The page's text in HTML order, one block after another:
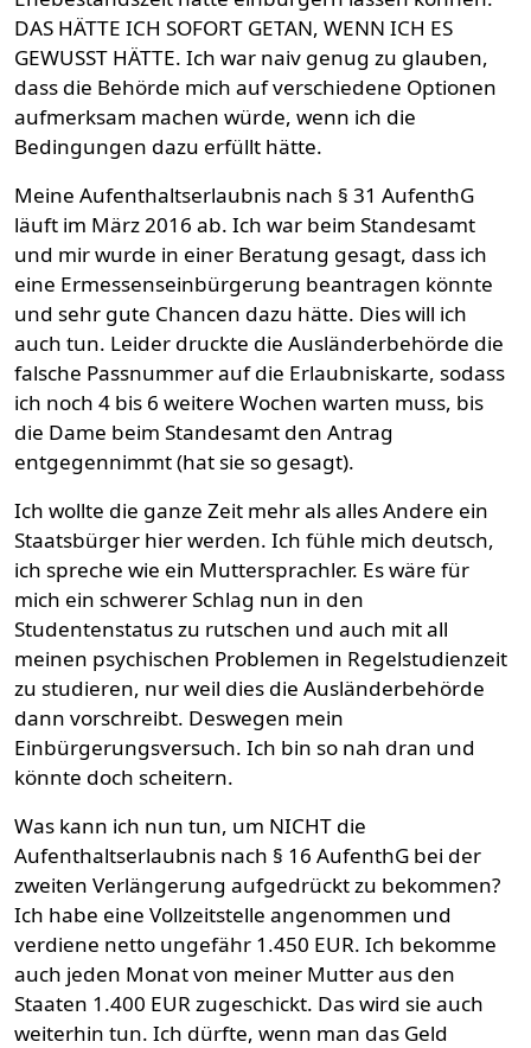
DAS HÄTTE ICH SOFORT GETAN, WENN ICH ES
GEWUSST HÄTTE. Ich war naiv genug zu glauben,
dass die Behörde mich auf verschiedene Optionen
aufmerksam machen würde, wenn ich die
Bedingungen dazu erfüllt hätte.
Meine Aufenthaltserlaubnis nach § 31 AufenthG
läuft im März 2016 ab. Ich war beim Standesamt
und mir wurde in einer Beratung gesagt, dass ich
eine Ermessenseinbürgerung beantragen könnte
und sehr gute Chancen dazu hätte. Dies will ich
auch tun. Leider druckte die Ausländerbehörde die
falsche Passnummer auf die Erlaubniskarte, sodass
ich noch 4 bis 6 weitere Wochen warten muss, bis
die Dame beim Standesamt den Antrag
entgegennimmt (hat sie so gesagt).
Ich wollte die ganze Zeit mehr als alles Andere ein
Staatsbürger hier werden. Ich fühle mich deutsch,
ich spreche wie ein Muttersprachler. Es wäre für
mich ein schwerer Schlag nun in den
Studentenstatus zu rutschen und auch mit all
meinen psychischen Problemen in Regelstudienzeit
zu studieren, nur weil dies die Ausländerbehörde
dann vorschreibt. Deswegen mein
Einbürgerungsversuch. Ich bin so nah dran und
könnte doch scheitern.
Was kann ich nun tun, um NICHT die
Aufenthaltserlaubnis nach § 16 AufenthG bei der
zweiten Verlängerung aufgedrückt zu bekommen?
Ich habe eine Vollzeitstelle angenommen und
verdiene netto ungefähr 1.450 EUR. Ich bekomme
auch jeden Monat von meiner Mutter aus den
Staaten 1.400 EUR zugeschickt. Das wird sie auch
weiterhin tun. Ich dürfte, wenn man das Geld